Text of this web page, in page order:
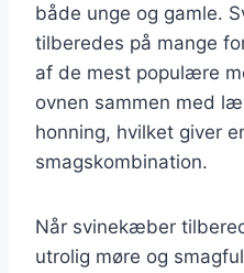
både unge og gamle.
tilberedes på mange
af de mest populære
ovnen sammen med
honning, hvilket giver
smagskombination.
Når svinekæber
utrolig møre og